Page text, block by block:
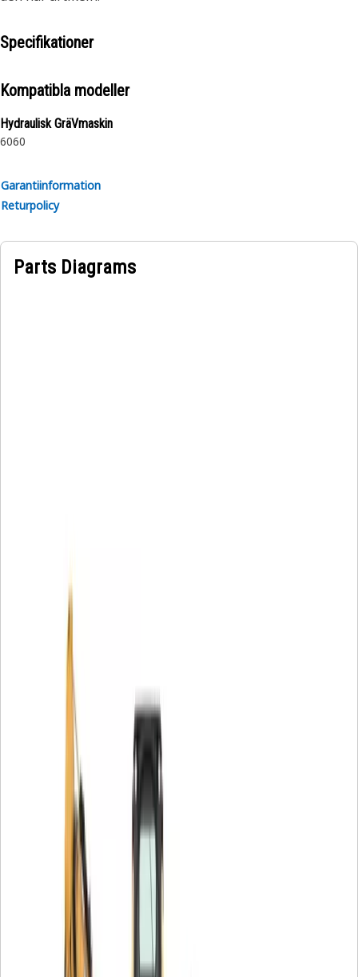
Specifikationer
Kompatibla modeller
Hydraulisk GräVmaskin
6060
Garantiinformation
Returpolicy
Parts Diagrams